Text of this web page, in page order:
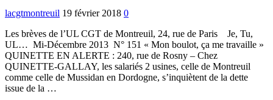
152
lacgtmontreuil 19 février 2018 0
Les brèves de l’UL CGT de Montreuil, 24, rue de Paris Je, Tu,
UL… Mi-Décembre 2013 N° 151 « Mon boulot, ça me travaille »
QUINETTE EN ALERTE : 240, rue de Rosny – Chez
QUINETTE-GALLAY, les salariés 2 usines, celle de Montreuil
comme celle de Mussidan en Dordogne, s’inquiètent de la dette
issue de la …